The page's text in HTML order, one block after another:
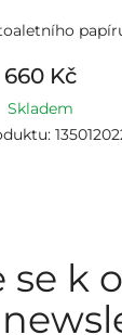
660 Kč
Skladem
se k